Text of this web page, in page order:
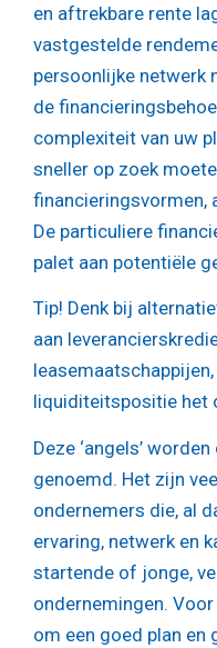
en aftrekbare rente
vastgestelde
persoonlijke netwerk
de
complexiteit van uw
sneller op zoek
financieringsvormen,
De particuliere
palet aan potentiële
Tip! Denk bij
aan
liquiditeitspositie het
Deze ‘angels’
genoemd. Het zijn
ondernemers die, al
ervaring, netwerk en
startende of jonge,
ondernemingen.
om een goed plan en